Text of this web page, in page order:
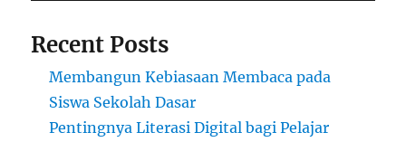
Recent Posts
Membangun Kebiasaan Membaca pada
Siswa Sekolah Dasar
Pentingnya Literasi Digital bagi Pelajar